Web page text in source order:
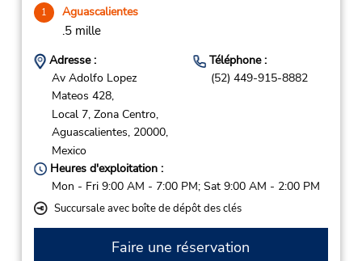
1 Aguascalientes
.5 mille
Adresse :
Av Adolfo Lopez
Mateos 428,
Local 7, Zona Centro,
Aguascalientes, 20000,
Mexico
Téléphone :
(52) 449-915-8882
Heures d'exploitation :
Mon - Fri 9:00 AM - 7:00 PM; Sat 9:00 AM - 2:00 PM
Succursale avec boîte de dépôt des clés
Faire une réservation